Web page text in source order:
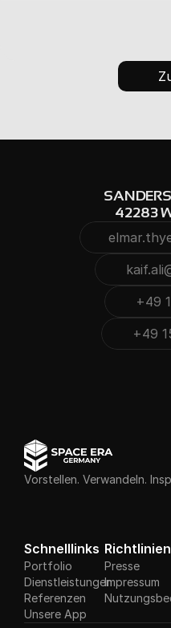
42283
+49
+49
Vorstellen. Verwandeln.
Schnelllinks
Portfolio
Dienstleistungen
Referenzen
Unsere App
Richtlinien
Presse
Impressum